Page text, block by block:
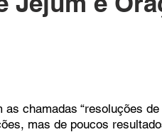
chamadas “resoluções
mas de poucos